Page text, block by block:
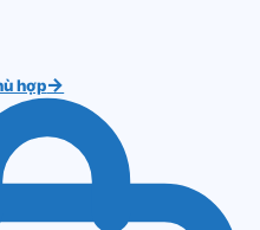
hợp→